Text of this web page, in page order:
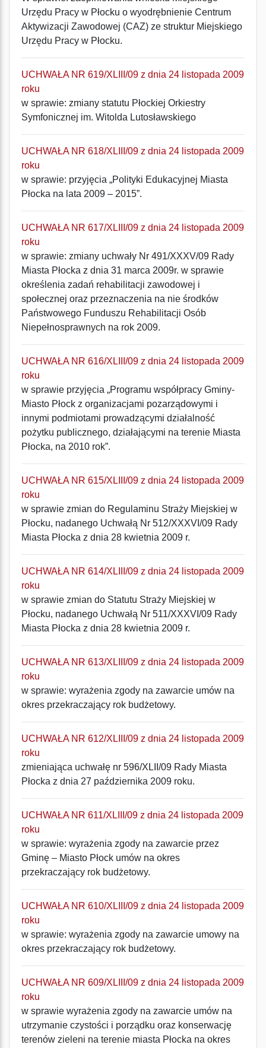
Urzędu Pracy w Płocku o wyodrębnienie Centrum
Aktywizacji Zawodowej (CAZ) ze struktur Miejskiego
Urzędu Pracy w Płocku.
UCHWAŁA NR 619/XLIII/09 z dnia 24 listopada 2009
roku
w sprawie: zmiany statutu Płockiej Orkiestry
Symfonicznej im. Witolda Lutosławskiego
UCHWAŁA NR 618/XLIII/09 z dnia 24 listopada 2009
roku
w sprawie: przyjęcia „Polityki Edukacyjnej Miasta
Płocka na lata 2009 – 2015”.
UCHWAŁA NR 617/XLIII/09 z dnia 24 listopada 2009
roku
w sprawie: zmiany uchwały Nr 491/XXXV/09 Rady
Miasta Płocka z dnia 31 marca 2009r. w sprawie
określenia zadań rehabilitacji zawodowej i
społecznej oraz przeznaczenia na nie środków
Państwowego Funduszu Rehabilitacji Osób
Niepełnosprawnych na rok 2009.
UCHWAŁA NR 616/XLIII/09 z dnia 24 listopada 2009
roku
w sprawie przyjęcia „Programu współpracy Gminy-
Miasto Płock z organizacjami pozarządowymi i
innymi podmiotami prowadzącymi działalność
pożytku publicznego, działającymi na terenie Miasta
Płocka, na 2010 rok”.
UCHWAŁA NR 615/XLIII/09 z dnia 24 listopada 2009
roku
w sprawie zmian do Regulaminu Straży Miejskiej w
Płocku, nadanego Uchwałą Nr 512/XXXVI/09 Rady
Miasta Płocka z dnia 28 kwietnia 2009 r.
UCHWAŁA NR 614/XLIII/09 z dnia 24 listopada 2009
roku
w sprawie zmian do Statutu Straży Miejskiej w
Płocku, nadanego Uchwałą Nr 511/XXXVI/09 Rady
Miasta Płocka z dnia 28 kwietnia 2009 r.
UCHWAŁA NR 613/XLIII/09 z dnia 24 listopada 2009
roku
w sprawie: wyrażenia zgody na zawarcie umów na
okres przekraczający rok budżetowy.
UCHWAŁA NR 612/XLIII/09 z dnia 24 listopada 2009
roku
zmieniająca uchwałę nr 596/XLII/09 Rady Miasta
Płocka z dnia 27 października 2009 roku.
UCHWAŁA NR 611/XLIII/09 z dnia 24 listopada 2009
roku
w sprawie: wyrażenia zgody na zawarcie przez
Gminę – Miasto Płock umów na okres
przekraczający rok budżetowy.
UCHWAŁA NR 610/XLIII/09 z dnia 24 listopada 2009
roku
w sprawie: wyrażenia zgody na zawarcie umowy na
okres przekraczający rok budżetowy.
UCHWAŁA NR 609/XLIII/09 z dnia 24 listopada 2009
roku
w sprawie wyrażenia zgody na zawarcie umów na
utrzymanie czystości i porządku oraz konserwację
terenów zieleni na terenie miasta Płocka na okres